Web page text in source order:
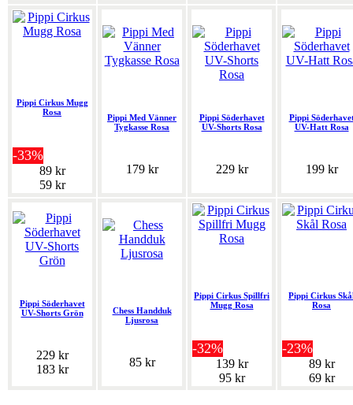
Pippi Cirkus Mugg
Rosa
-33%
89 kr
59 kr
Pippi Med Vänner
Tygkasse Rosa
179 kr
Pippi Söderhavet
UV-Shorts Rosa
229 kr
Pippi
UV-Hatt Rosa
199 kr
Pippi Söderhavet
UV-Shorts Grön
229 kr
183 kr
Chess Handduk
Ljusrosa
85 kr
Pippi Cirkus Spillfri
Mugg Rosa
-32%
139 kr
95 kr
Pippi Cirkus
Rosa
-23%
89 kr
69 kr